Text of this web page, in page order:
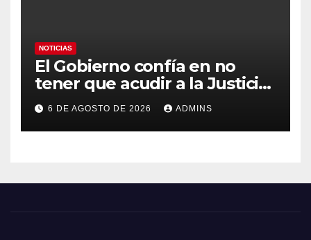
NOTICIAS
El Gobierno confía en no
tener que acudir a la Justicia
por el reparto de menores
mientras el PP pide la
apertura del Congreso por la
6 DE AGOSTO DE 2026 ADMINS